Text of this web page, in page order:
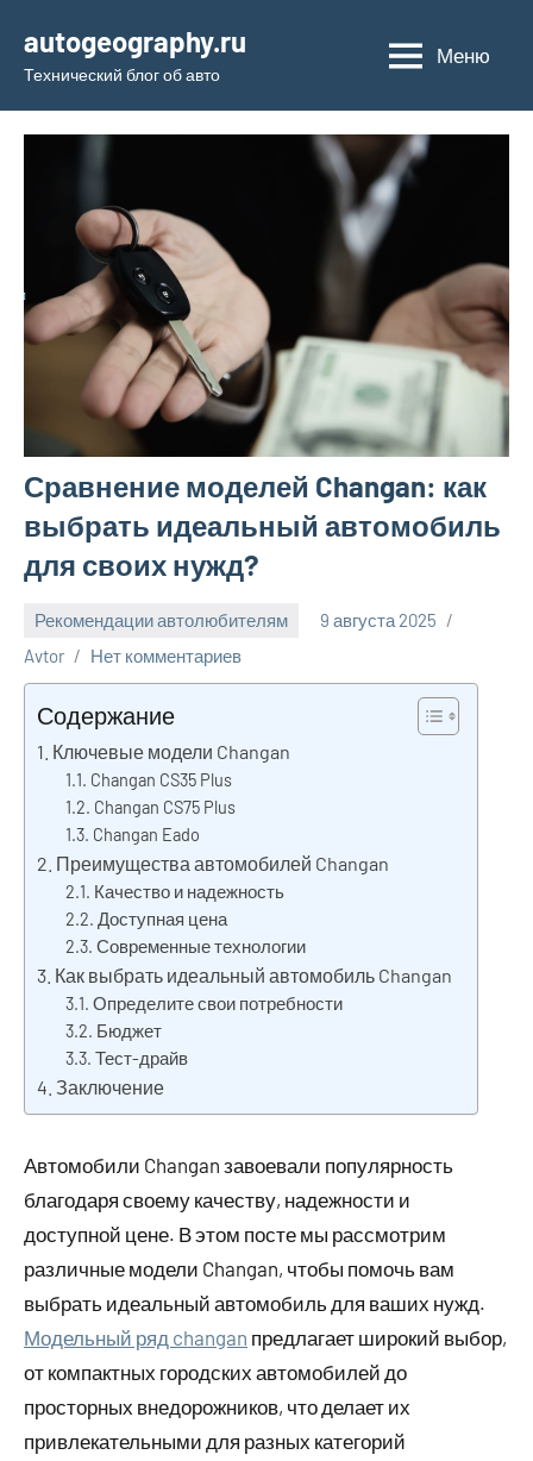
содержимому
autogeography.ru
Технический блог об авто
Меню
Сравнение моделей Changan: как
выбрать идеальный автомобиль
для своих нужд?
Рекомендации автолюбителям
9 августа 2025
Avtor
Нет комментариев
Содержание
Ключевые модели Changan
Changan CS35 Plus
Changan CS75 Plus
Changan Eado
Преимущества автомобилей Changan
Качество и надежность
Доступная цена
Современные технологии
Как выбрать идеальный автомобиль Changan
Определите свои потребности
Бюджет
Тест-драйв
Заключение
Автомобили Changan завоевали популярность
благодаря своему качеству, надежности и
доступной цене. В этом посте мы рассмотрим
различные модели Changan, чтобы помочь вам
выбрать идеальный автомобиль для ваших нужд.
Модельный ряд changan предлагает широкий выбор,
от компактных городских автомобилей до
просторных внедорожников, что делает их
привлекательными для разных категорий